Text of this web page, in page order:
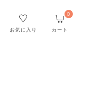
お気に入り カート
0